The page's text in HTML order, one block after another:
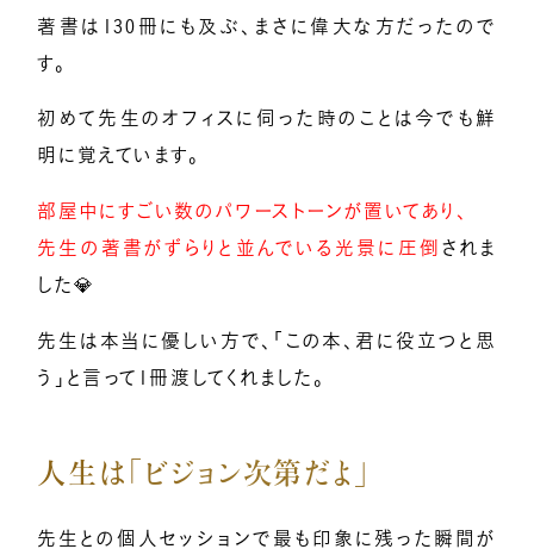
著書は130冊にも及ぶ、まさに偉大な方だったので
す。
初めて先生のオフィスに伺った時のことは今でも鮮
明に覚えています。
部屋中にすごい数のパワーストーンが置いてあり、
先生の著書がずらりと並んでいる光景に圧倒 されま
した💎
先生は本当に優しい方で、「この本、君に役立つと思
う」と言って1冊渡してくれました。
人生は「ビジョン次第だよ」
先生との個人セッションで最も印象に残った瞬間が